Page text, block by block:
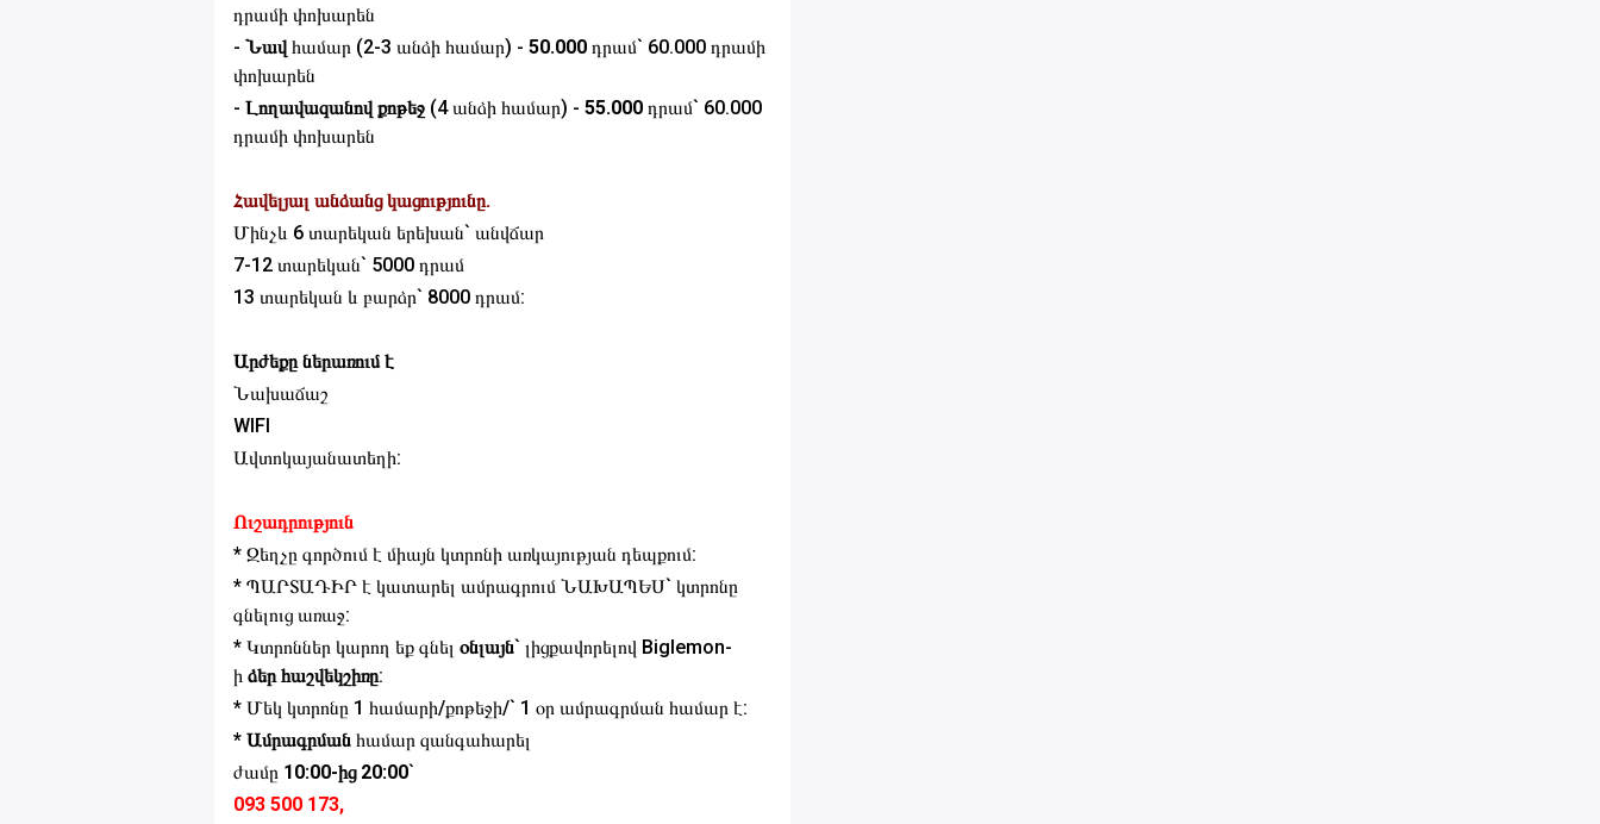
դրամի փոխարեն
- Նավ համար (2-3 անձի համար) - 50.000 դրամ` 60.000 դրամի
փոխարեն
- Լողավազանով քոթեջ (4 անձի համար) - 55.000 դրամ` 60.000
դրամի փոխարեն
Հավելյալ անձանց կացությունը.
Մինչև 6 տարեկան երեխան` անվճար
7-12 տարեկան` 5000 դրամ
13 տարեկան և բարձր` 8000 դրամ:
Արժեքը ներառում է
Նախաճաշ
WIFI
Ավտոկայանատեղի:
Ուշադրություն
* Զեղչը գործում է միայն կտրոնի առկայության դեպքում:
* ՊԱՐՏԱԴԻՐ է կատարել ամրագրում ՆԱԽԱՊԵՍ` կտրոնը
գնելուց առաջ:
* Կտրոններ կարող եք գնել օնլայն` լիցքավորելով Biglemon-
ի ձեր հաշվեկշիռը:
* Մեկ կտրոնը 1 համարի/քոթեջի/` 1 օր ամրագրման համար է:
* Ամրագրման համար զանգահարել
ժամը 10:00-ից 20:00`
093 500 173,